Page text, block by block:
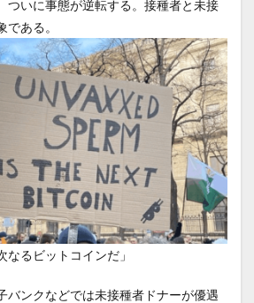
ついに事態が逆転する。接種者と未接
ある。
なるビットコインだ」
バンクなどでは未接種者ドナーが優遇